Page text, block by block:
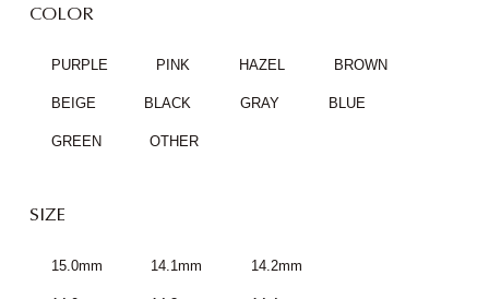
COLOR
PURPLE PINK HAZEL BROWN
BEIGE BLACK GRAY BLUE
GREEN OTHER
SIZE
15.0mm 14.1mm 14.2mm